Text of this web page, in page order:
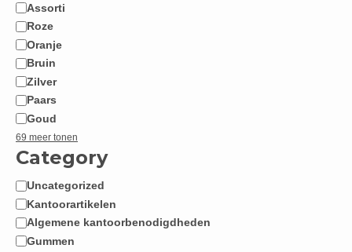
Assorti
Roze
Oranje
Bruin
Zilver
Paars
Goud
69 meer tonen
Category
Categorie
Uncategorized
Kantoorartikelen
Algemene kantoorbenodigdheden
Gummen